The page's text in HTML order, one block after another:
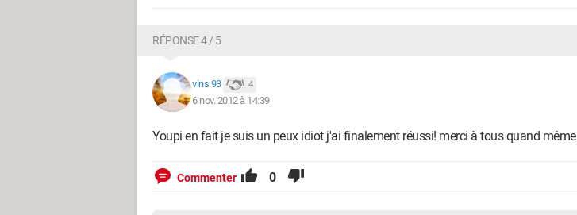
RÉPONSE 4 / 5
vins.93 4
6 nov. 2012 à 14:39
Youpi en fait je suis un peux idiot j'ai finalement réussi! merci à tous quand même
Commenter 0